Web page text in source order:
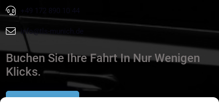
+49 172 890 10 44
info@tls-munich.de
Buchen Sie Ihre Fahrt In Nur Wenigen
Klicks.